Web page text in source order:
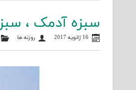
سبزه آدمک ،
16 ژانویه 2017 روزنه ها